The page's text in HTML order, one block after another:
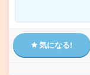
気になる!